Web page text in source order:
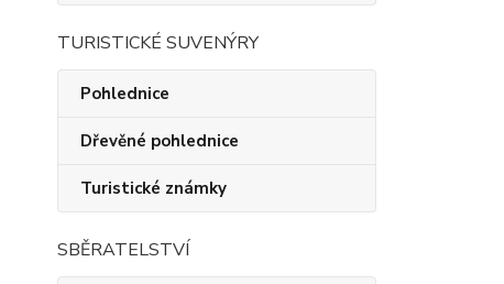
TURISTICKÉ SUVENÝRY
Pohlednice
Dřevěné pohlednice
Turistické známky
SBĚRATELSTVÍ